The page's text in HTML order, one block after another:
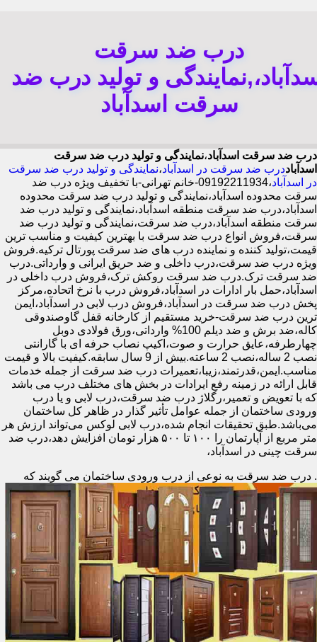
درب ضد سرقت
و تولید درب ضد
سرقت اسدآباد
درب ضد سرقت اسدآباد،نمایندگی و تولید درب ضد سرقت
اسدآباددرب ضد سرقت در اسدآباد،نمایندگی و تولید درب ضد سرقت
در اسدآباد
،09192211934-خانم تهرانی-با تخفیف ویژه درب ضد
سرقت محدوده اسدآباد،نمایندگی و تولید درب ضد سرقت محدوده
اسدآباد،درب ضد سرقت منطقه اسدآباد،نمایندگی و تولید درب ضد
سرقت منطقه اسدآباد،درب ضد سرقت،نمایندگی و تولید درب ضد
سرقت،فروش انواع درب ضد سرقت با بهترین کیفیت و مناسب ترین
قیمت،تولید کننده و نماینده درب های ضد سرقت پورتال ترکیه.فروش
ویژه درب ضد سرقت،درب داخلی و ضد حریق ایرانی و وارداتی.درب
ضد سرقت ترک.درب ضد سرقت روکش ترک،فروش درب داخلی در
اسدآباد،حمل بار ادارات در اسدآباد،فروش درب با نرخ اتحاده،مرکز
پخش درب ضد سرقت در اسدآباد،فروش درب لابی در اسدآباد،ایمن
ترین درب ضد سرقت-خرید مستقیم از کارخانه قفل گاوصندوقی
کاله،ضد برش و ضد دیلم 100% وارداتی،ورق فولادی دوبل
چهارطرفه،عایق حرارت و صوت،اکیپ نصاب حرفه ای با گارانتی
نصب 2 ساله،نصب 2 ساعته.بیش از 9 سال سابقه.کیفیت بالا و قیمت
مناسب.ایمن،قدرتمند،زیبا،تعمیرات درب ضد سرقت از جمله خدمات
قابل ارائه در زمینه رفع ایرادات در بخش های مختلف درب می باشد
که با تعویض و تعمیر،رگلاژ درب ضد سرقت،درب لابی و یا درب
ورودی ساختمان از جمله عوامل تأثیر گذار در ظاهر کل ساختمان
می‌باشد.طبق تحقیقات انجام شده،درب لابی لوکس می‌تواند ارزش هر
متر مربع از آپارتمان را ۱۰۰ تا ۵۰۰ هزار تومان افزایش دهد،درب ضد
سرقت چینی در اسدآباد،
. درب ضد سرقت به نوعی از درب ورودی ساختمان می گویند که